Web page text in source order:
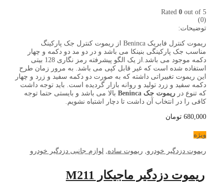
Rated 0 out of 5
(0)
توضیحات:
ریموت کنترل فابریک Beninca از ریموت کنترل جک پارکینگ
مناسب جک پارکینگی بنینکا می باشد و در دو مد دو دکمه و چهار
دکمه موجود می باشد.از یک الگو پیشرفته رمز نگاری 128 بیتی
استفاده شده است که غیر قابل کپی می باشد. به مرور زمان طرح
این ریموت تغییراتی داشته که به صورت دو دکمه سفید و زرد و چهار
دکمه سفید و زرد تولید و روانه بازار گردیده است. باید توجه داشت
که تنوع در ریموت جک Beninca
بالا می باشد و بایستی حتما توجه
کافی را در انتخاب آن داشت تا دچار اشتباه نشویم.
680,000 تومان
ویژه
ریموت دزدگیر خودرو ریموت ساده لوازم جانبی دزدگیر خودرو
ریموت دزدگیر ماجیکار M211